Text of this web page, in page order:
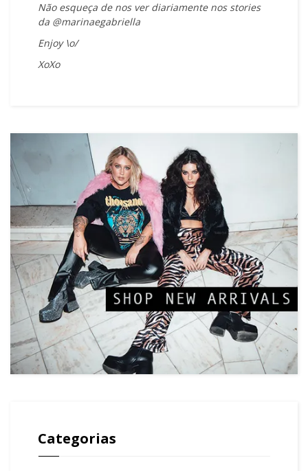
Não esqueça de nos ver diariamente nos stories
da @marinaegabriella
Enjoy \o/
XoXo
Categorias